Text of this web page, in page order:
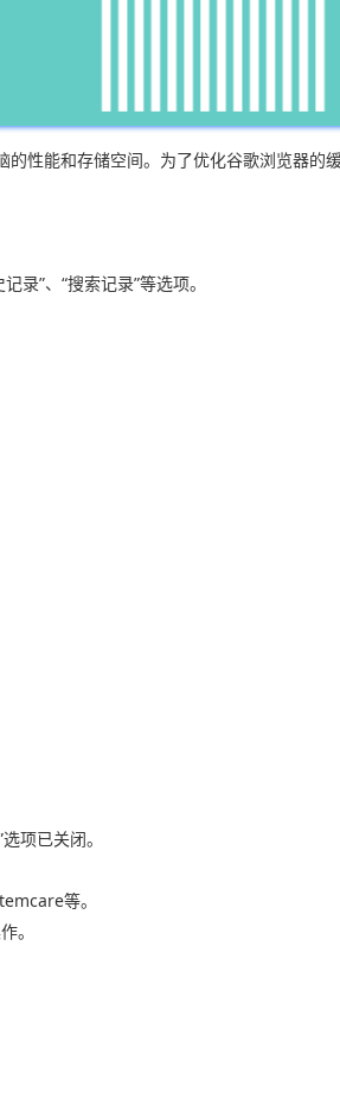
性能和存储空间。为了优化谷歌浏览器的
录”、“搜索记录”等选项。
项已关闭。
等。
。